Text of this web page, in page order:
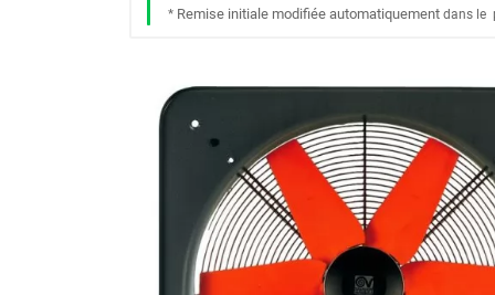
Brasseur d'air
Ventilateur de chantier
Ventilateur centrifuge
Ventilateur de sol
Ventilateur sur pied
Ventilateur de bureau
Ventilateur de table
Extracteur d'air mural
Extracteur d'air mural hélicoïde
* Remise initiale modifiée automatiquement dans le